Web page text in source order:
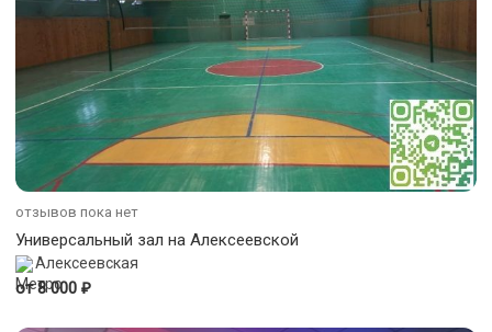
отзывов пока нет
Универсальный зал на Алексеевской
Алексеевская
от 8 000 ₽